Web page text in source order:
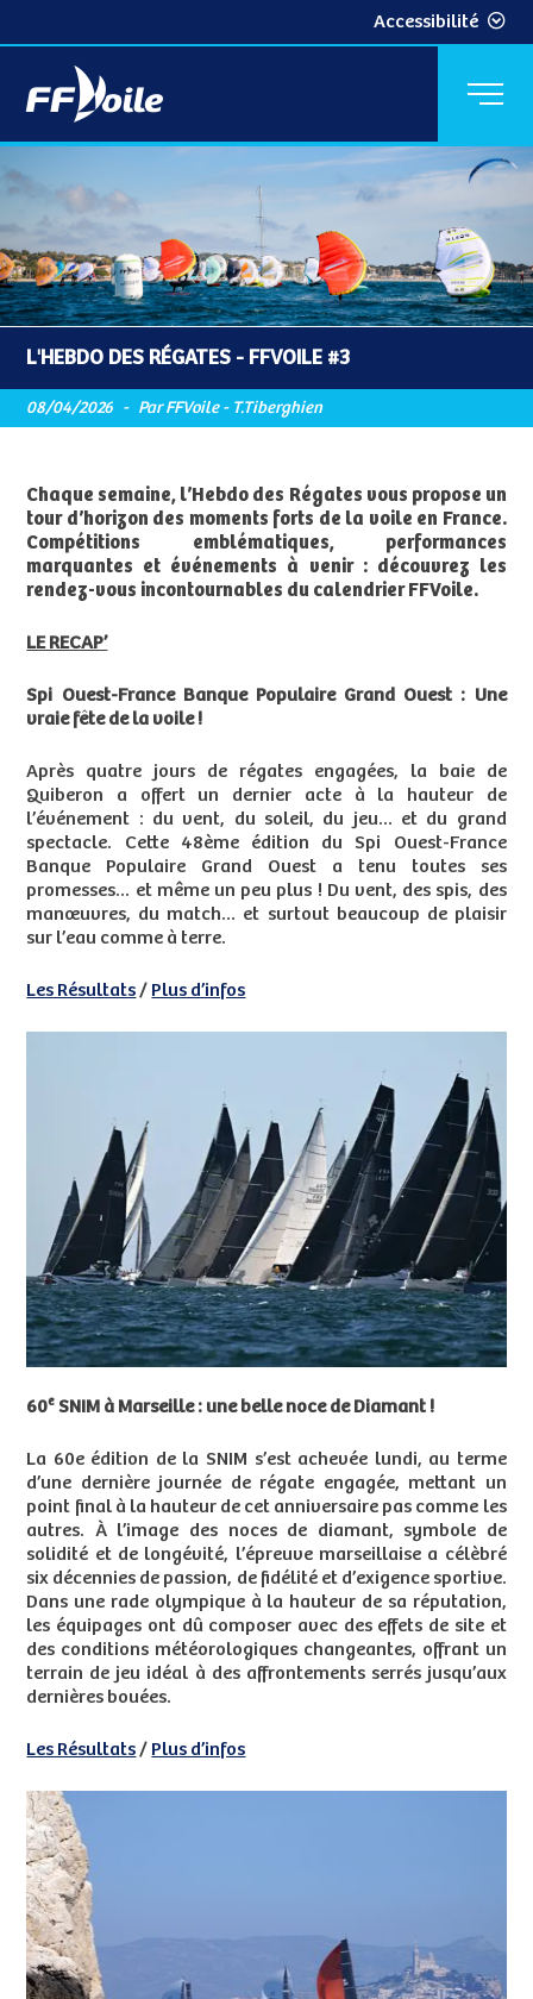
Accessibilité
L'HEBDO DES RÉGATES - FFVOILE #3
08/04/2026 - Par FFVoile - T.Tiberghien
Chaque semaine, l’Hebdo des Régates vous propose un
tour d’horizon des moments forts de la voile en France.
Compétitions emblématiques, performances
marquantes et événements à venir : découvrez les
rendez-vous incontournables du calendrier FFVoile.
LE RECAP’
Spi Ouest-France Banque Populaire Grand Ouest : Une
vraie fête de la voile !
Après quatre jours de régates engagées, la baie de
Quiberon a offert un dernier acte à la hauteur de
l’événement : du vent, du soleil, du jeu… et du grand
spectacle. Cette 48ème édition du Spi Ouest-France
Banque Populaire Grand Ouest a tenu toutes ses
promesses… et même un peu plus ! Du vent, des spis, des
manœuvres, du match… et surtout beaucoup de plaisir
sur l’eau comme à terre.
Les Résultats/ Plus d’infos
60e SNIM à Marseille : une belle noce de Diamant !
La 60e édition de la SNIM s’est achevée lundi, au terme
d’une dernière journée de régate engagée, mettant un
point final à la hauteur de cet anniversaire pas comme les
autres. À l’image des noces de diamant, symbole de
solidité et de longévité, l’épreuve marseillaise a célèbré
six décennies de passion, de fidélité et d’exigence sportive.
Dans une rade olympique à la hauteur de sa réputation,
les équipages ont dû composer avec des effets de site et
des conditions météorologiques changeantes, offrant un
terrain de jeu idéal à des affrontements serrés jusqu’aux
dernières bouées.
Les Résultats/ Plus d’infos